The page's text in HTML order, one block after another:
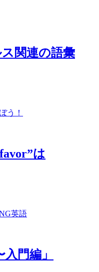
関連の語彙
う！
favor”は
英語
門編」